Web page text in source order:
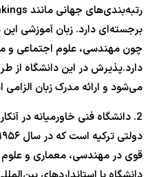
برجسته‌ای دارد. زبان آموزشی
چون مهندسی، علوم اجتماعی
دارد.پذیرش در این دانشگاه از
می‌شود و ارائه مدرک زبان
2. دانشگاه فنی خاورمیانه در
قوی در مهندسی، معماری و